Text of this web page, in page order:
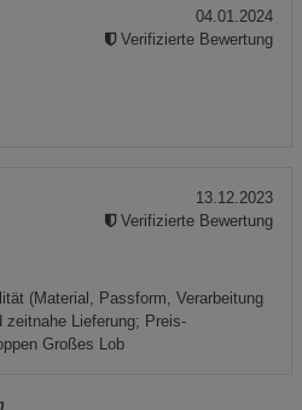
04.01.2024
Verifizierte Bewertung
(Material, Passform, Verarbeitung
zeitnahe Lieferung; Preis-
Großes Lob
13.12.2023
Verifizierte Bewertung